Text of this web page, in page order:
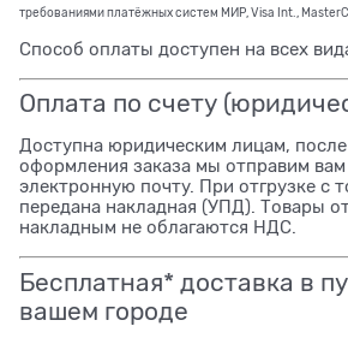
требованиями платёжных систем МИР, Visa Int.,
Способ оплаты доступен на всех
Оплата по счету
Доступна юридическим лицам, после
оформления заказа мы отправим вам
электронную почту. При отгрузке с
передана накладная (УПД). Товары
накладным не облагаются НДС.
Бесплатная* доставка в
вашем городе